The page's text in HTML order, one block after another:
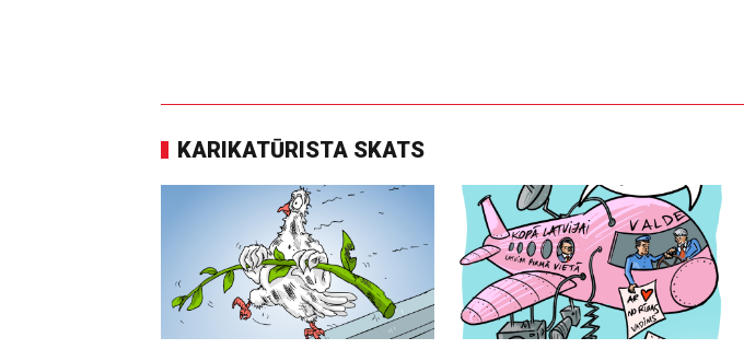
KARIKATŪRISTA SKATS